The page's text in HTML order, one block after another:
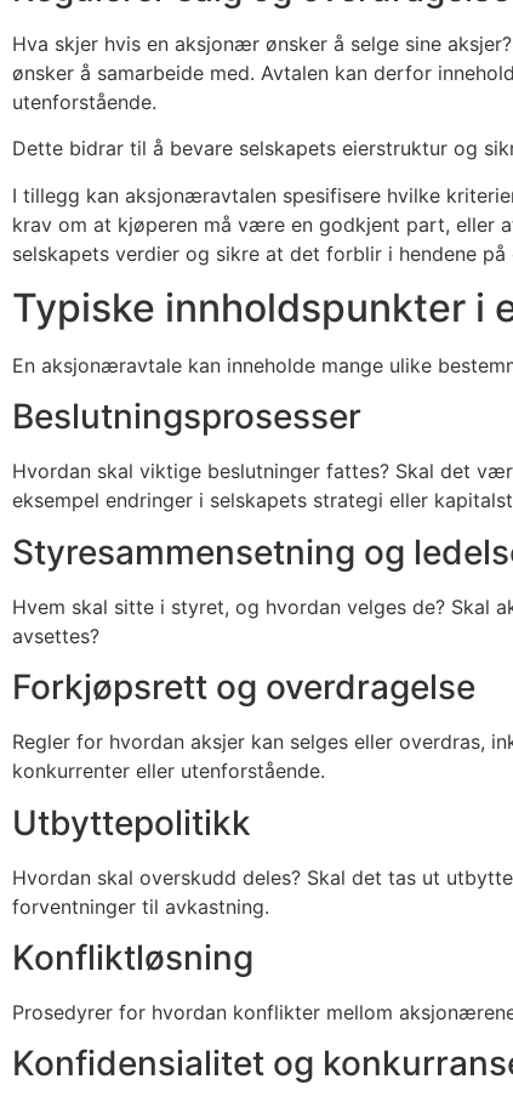
Hva skjer hvis en aksjonær ønsker å selge sine
ønsker å samarbeide med. Avtalen kan derfor
utenforstående.
Dette bidrar til å bevare selskapets eierstruktur og
I tillegg kan aksjonæravtalen spesifisere hvilke
krav om at kjøperen må være en godkjent part, eller
selskapets verdier og sikre at det forblir i hendene
Typiske innholdspunkter i
En aksjonæravtale kan inneholde mange ulike
Beslutningsprosesser
Hvordan skal viktige beslutninger fattes? Skal det
eksempel endringer i selskapets strategi eller
Styresammensetning og
Hvem skal sitte i styret, og hvordan velges de? Skal
avsettes?
Forkjøpsrett og overdragelse
Regler for hvordan aksjer kan selges eller overdras,
konkurrenter eller utenforstående.
Utbyttepolitikk
Hvordan skal overskudd deles? Skal det tas ut
forventninger til avkastning.
Konfliktløsning
Prosedyrer for hvordan konflikter mellom
Konfidensialitet og